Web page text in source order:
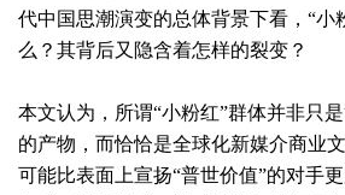
代中国思潮演变的总体背景下看，“小
么？其背后又隐含着怎样的裂变？
本文认为，所谓“小粉红”群体并非只
的产物，而恰恰是全球化新媒介商业
可能比表面上宣扬“普世价值”的对手